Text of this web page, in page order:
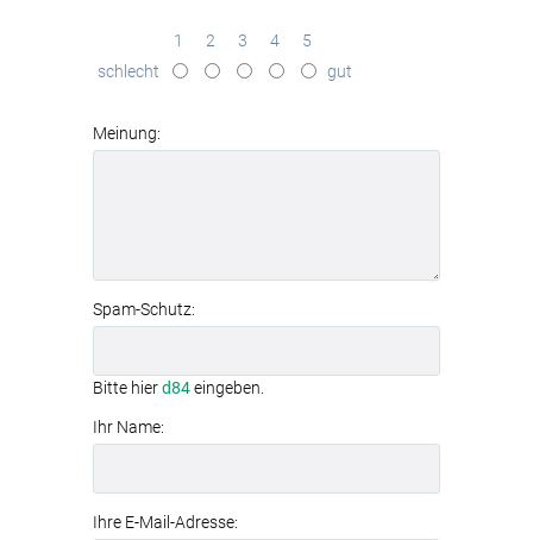
1 2 3 4
5
schlecht
gut
Meinung:
Spam-Schutz:
Bitte hierd84eingeben.
Ihr Name:
Ihre E-Mail-Adresse: